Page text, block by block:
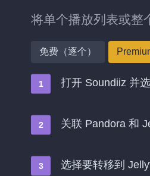
将单个播放列表或整
免费（逐个）
打开 Soundiiz 并
关联 Pandora 和
选择要转移到